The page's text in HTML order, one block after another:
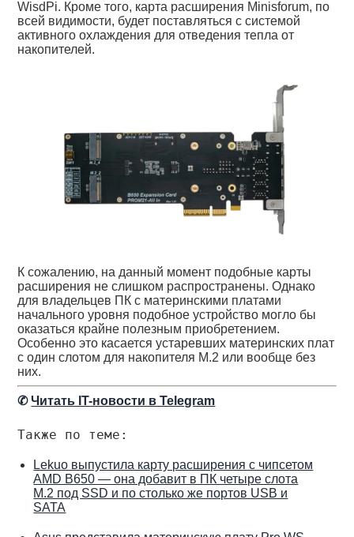
WisdPi. Кроме того, карта расширения Minisforum, по
всей видимости, будет поставляться с системой
активного охлаждения для отведения тепла от
накопителей.
К сожалению, на данный момент подобные карты
расширения не слишком распространены. Однако
для владельцев ПК с материнскими платами
начального уровня подобное устройство могло бы
оказаться крайне полезным приобретением.
Особенно это касается устаревших материнских плат
с один слотом для накопителя M.2 или вообще без
них.
✆Читать IT-новости в Telegram
Также по теме:
Lekuo выпустила карту расширения с чипсетом
AMD B650 — она добавит в ПК четыре слота
M.2 под SSD и по столько же портов USB и
SATA